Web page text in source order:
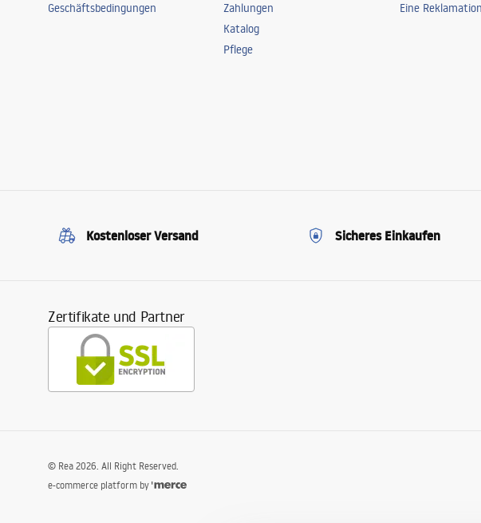
Geschäftsbedingungen
Zahlungen
Katalog
Pflege
Eine
Kostenloser Versand Sicheres Einkaufen
Zertifikate und Partner
© Rea 2026. All Right Reserved.
e-commerce platform by